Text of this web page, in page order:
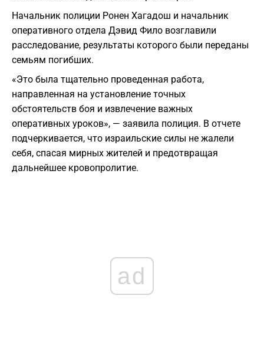
Начальник полиции Ронен Хагадош и начальник
оперативного отдела Дэвид Фило возглавили
расследование, результаты которого были переданы
семьям погибших.
«Это была тщательно проведенная работа,
направленная на установление точных
обстоятельств боя и извлечение важных
оперативных уроков», — заявила полиция. В отчете
подчеркивается, что израильские силы не жалели
себя, спасая мирных жителей и предотвращая
дальнейшее кровопролитие.
ad